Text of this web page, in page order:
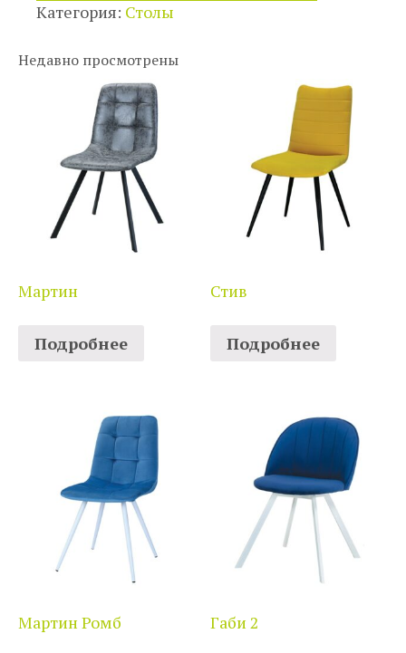
Категория: Столы
Недавно просмотрены
Мартин
Подробнее
Стив
Подробнее
Мартин Ромб Габи 2